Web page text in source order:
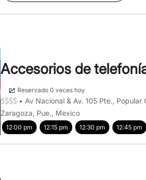
Accesorios de
Reservado 0 veces hoy
• Av Nacional & Av. 105 Pte.,
Zaragoza, Pue., Mexico
12:00 pm 12:15 pm 12:30 pm 12:45 pm